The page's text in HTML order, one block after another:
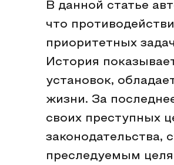
В данной статье
что
приоритетных
История
установок,
жизни. За
своих преступных
законодательства,
преследуемым